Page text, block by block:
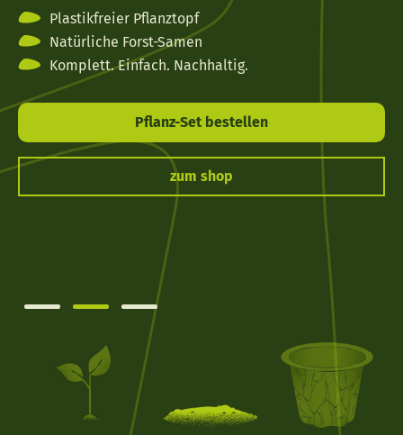
Plastikfreier Pflanztopf
Natürliche Forst-Samen
Komplett. Einfach. Nachhaltig.
Pflanz-Set bestellen
zum shop